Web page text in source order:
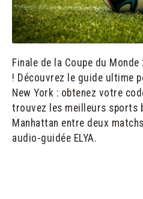
Finale de la Coupe du
! Découvrez le guide ultime
New York : obtenez votre
trouvez les meilleurs sports
Manhattan entre deux
audio-guidée ELYA.